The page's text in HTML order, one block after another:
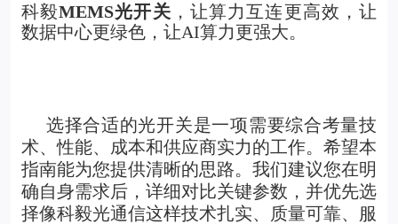
科毅MEMS光开关 ，让算力互连更高效，让
数据中心更绿色，让AI算力更强大。
选择合适的光开关是一项需要综合考量技
术、性能、成本和供应商实力的工作。希望本
指南能为您提供清晰的思路。我们建议您在明
确自身需求后，详细对比关键参数，并优先选
择像科毅光通信这样技术扎实、质量可靠、服